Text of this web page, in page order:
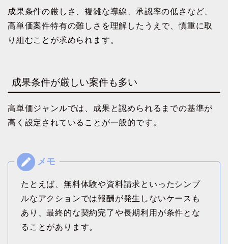
成果条件の厳しさ、複雑な導線、承認率の低さなど、
高単価案件特有の難しさを理解したうえで、慎重に取
り組むことが求められます。
成果条件が厳しい案件も多い
高単価ジャンルでは、成果と認められるまでの基準が
高く設定されていることが一般的です。
たとえば、無料体験や資料請求といったシンプ
ルなアクションでは報酬が発生しないケースも
あり、最終的な契約完了や長期利用が条件とな
ることがあります。